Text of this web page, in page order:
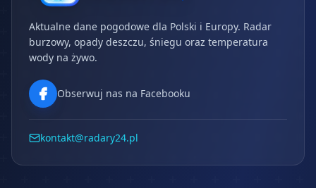
Aktualne dane pogodowe dla Polski i Europy. Radar
burzowy, opady deszczu, śniegu oraz temperatura
wody na żywo.
Obserwuj nas na Facebooku
kontakt@radary24.pl